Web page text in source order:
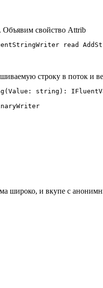
Объявим свойство Attrib
строку в поток и
string):
широко, и вкупе с